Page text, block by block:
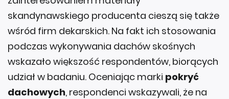
skandynawskiego producenta cieszą się także
wśród firm dekarskich. Na fakt ich stosowania
podczas wykonywania dachów skośnych
wskazało większość respondentów, biorących
udział w badaniu. Oceniając marki pokryć
dachowych, respondenci wskazywali, że na